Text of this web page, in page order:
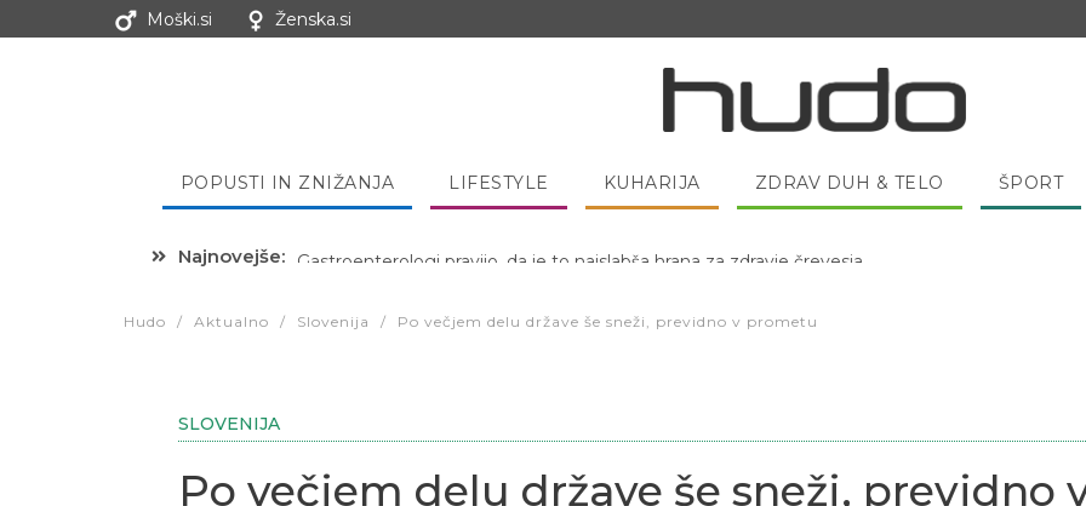
Moški.si Ženska.si
POPUSTI IN ZNIŽANJA LIFESTYLE KUHARIJA ZDRAV DUH & TELO ŠPORT
Najnovejše: Hibernacijska dieta: Zakaj je pred spanjem dobro pojesti žlico medu?
Hudo / Aktualno / Slovenija / Po večjem delu države še sneži, previdno v prometu
SLOVENIJA
Po večjem delu države še sneži, previdno